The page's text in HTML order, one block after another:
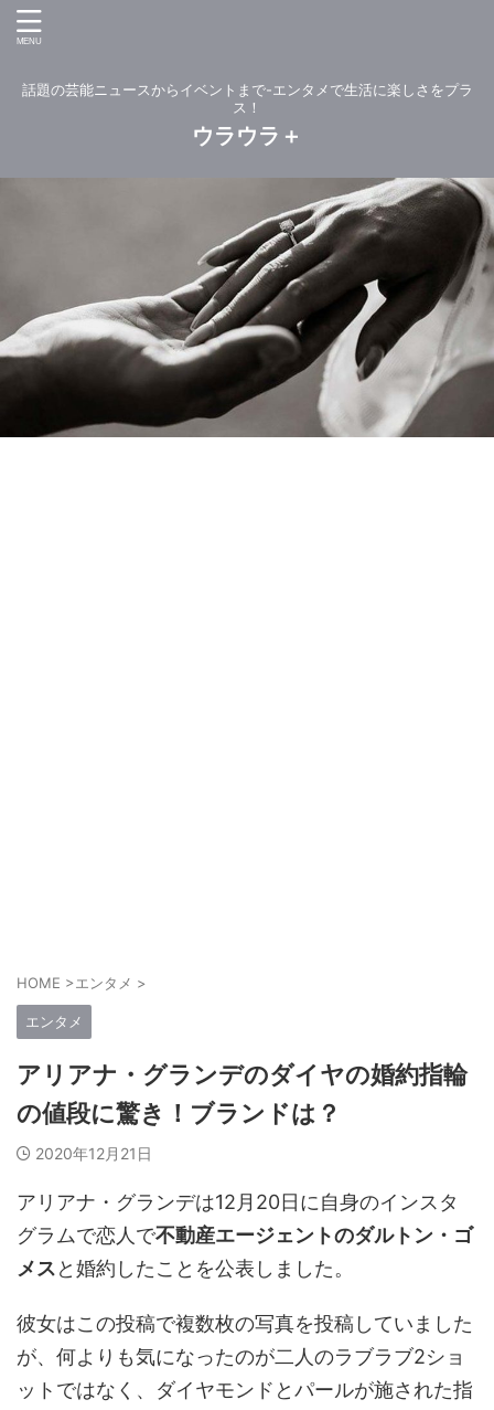
話題の芸能ニュースからイベントまで-エンタメで生活に楽しさをプラ
ス！
ウラウラ＋
HOME >エンタメ >
エンタメ
アリアナ・グランデのダイヤの婚約指輪
の値段に驚き！ブランドは？
2020年12月21日
アリアナ・グランデは12月20日に自身のインスタ
グラムで恋人で不動産エージェントのダルトン・ゴ
メスと婚約したことを公表しました。
彼女はこの投稿で複数枚の写真を投稿していました
が、何よりも気になったのが二人のラブラブ2ショ
ットではなく、ダイヤモンドとパールが施された指